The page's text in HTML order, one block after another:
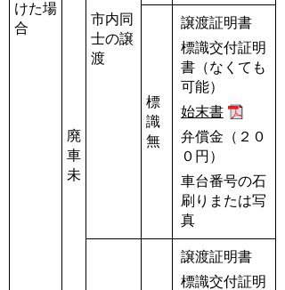
けた場
合
廃
車
未
市内同
士の譲
渡
標
識
無
譲渡証明書
標識交付証明
書（なくても
可能）
始末書
弁償金（２０
０円）
車台番号の石
刷りまたは写
真
譲渡証明書
標識交付証明